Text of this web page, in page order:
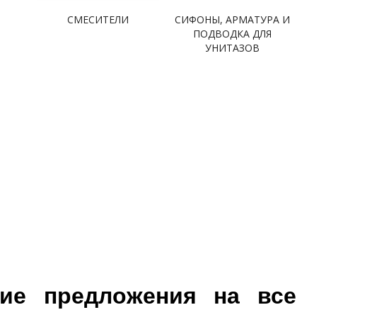
СМЕСИТЕЛИ
СИФОНЫ, АРМАТУРА И
ПОДВОДКА ДЛЯ
УНИТАЗОВ
предложения на все